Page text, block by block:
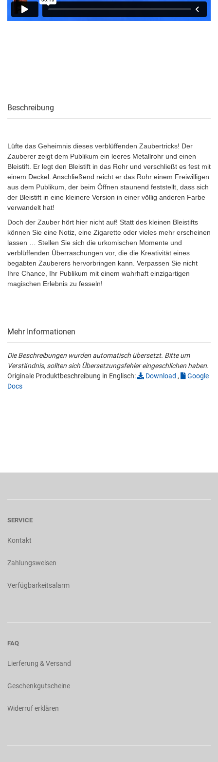
Beschreibung
Lüfte das Geheimnis dieses verblüffenden Zaubertricks! Der
Zauberer zeigt dem Publikum ein leeres Metallrohr und einen
Bleistift. Er legt den Bleistift in das Rohr und verschließt es fest mit
einem Deckel. Anschließend reicht er das Rohr einem Freiwilligen
aus dem Publikum, der beim Öffnen staunend feststellt, dass sich
der Bleistift in eine kleinere Version in einer völlig anderen Farbe
verwandelt hat!
Doch der Zauber hört hier nicht auf! Statt des kleinen Bleistifts
können Sie eine Notiz, eine Zigarette oder vieles mehr erscheinen
lassen … Stellen Sie sich die urkomischen Momente und
verblüffenden Überraschungen vor, die die Kreativität eines
begabten Zauberers hervorbringen kann. Verpassen Sie nicht
Ihre Chance, Ihr Publikum mit einem wahrhaft einzigartigen
magischen Erlebnis zu fesseln!
Mehr Informationen
Die Beschreibungen wurden automatisch übersetzt. Bitte um
Verständnis, sollten sich Übersetzungsfehler eingeschlichen haben.
Originale Produktbeschreibung in Englisch:
Download ,
Google
Docs
SERVICE
Kontakt
Zahlungsweisen
Verfügbarkeitsalarm
FAQ
Lierferung & Versand
Geschenkgutscheine
Widerruf erklären